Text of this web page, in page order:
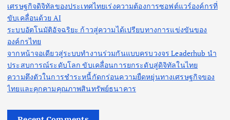
เศรษฐกิจดิจิทัลของประเทศไทยเร่งความต้องการซอฟต์แวร์องค์กรที่
ขับเคลื่อนด้วย AI
ระบบอัตโนมัติอัจฉริยะ ก้าวสู่ความได้เปรียบทางการแข่งขันของ
องค์กรไทย
จากหน้าจอเดียวสู่ระบบทำงานร่วมกันแบบครบวงจร Leaderhub นำ
ประสบการณ์ระดับโลก ขับเคลื่อนการยกระดับสู่ดิจิทัลในไทย
ความตึงตัวในการชำระหนี้กัดกร่อนความยืดหยุ่นทางเศรษฐกิจของ
ไทยและคุกคามคุณภาพสินทรัพย์ธนาคาร